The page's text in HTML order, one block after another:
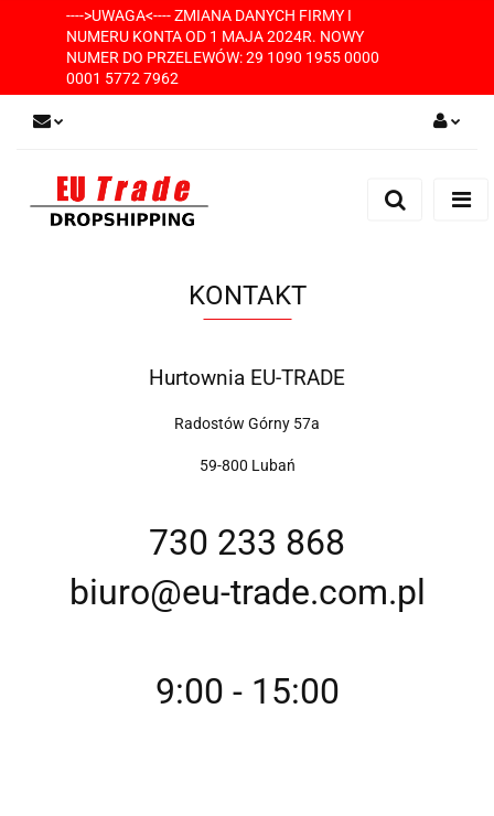
---->UWAGA<---- ZMIANA DANYCH FIRMY I
NUMERU KONTA OD 1 MAJA 2024R. NOWY
NUMER DO PRZELEWÓW: 29 1090 1955 0000
0001 5772 7962
Zarejestruj się
KONTAKT
Hurtownia EU-TRADE
Radostów Górny 57a
59-800 Lubań
730 233 868
biuro@eu-trade.com.pl
9:00 - 15:00